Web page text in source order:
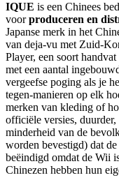
IQUE is een Chinees
voorproduceren en
Japanse merk in het
van deja-vu met Zuid-
Player, een soort
met een aantal
vergeefse poging als je
tegen-manieren op elk
merken van kleding of
officiële versies,
minderheid van de
worden bevestigd) dat
beëindigd omdat de Wii
Chinezen hebben hun